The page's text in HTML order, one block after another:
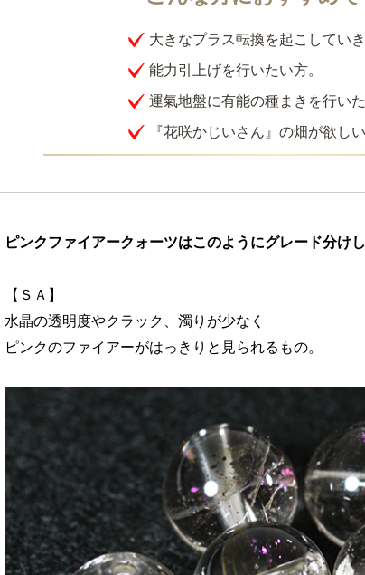
大きなプラス転換を起こしていき
能力引上げを行いたい方。
運氣地盤に有能の種まきを行いた
『花咲かじいさん』の畑が欲しい
ピンクファイアークォーツはこのようにグレード分けし
【ＳＡ】
水晶の透明度やクラック、濁りが少なく
ピンクのファイアーがはっきりと見られるもの。